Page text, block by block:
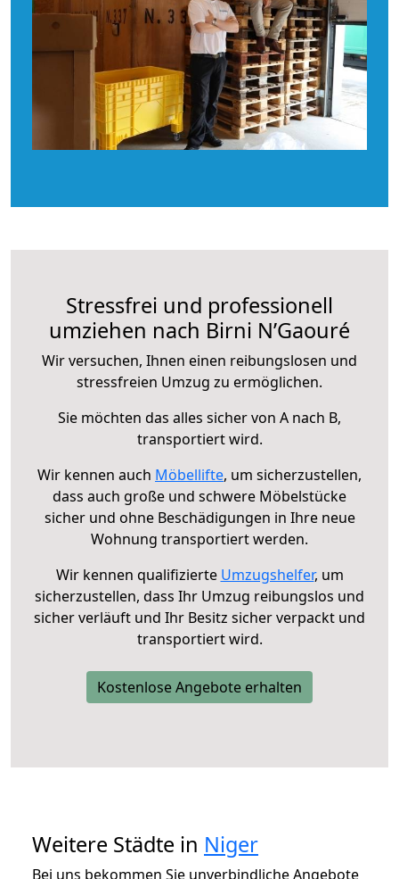
Stressfrei und professionell
umziehen nach Birni N’Gaouré
Wir versuchen, Ihnen einen reibungslosen und
stressfreien Umzug zu ermöglichen.
Sie möchten das alles sicher von A nach B,
transportiert wird.
Wir kennen auch Möbellifte, um sicherzustellen,
dass auch große und schwere Möbelstücke
sicher und ohne Beschädigungen in Ihre neue
Wohnung transportiert werden.
Wir kennen qualifizierte Umzugshelfer, um
sicherzustellen, dass Ihr Umzug reibungslos und
sicher verläuft und Ihr Besitz sicher verpackt und
transportiert wird.
Kostenlose Angebote erhalten
Weitere Städte in Niger
Bei uns bekommen Sie unverbindliche Angebote